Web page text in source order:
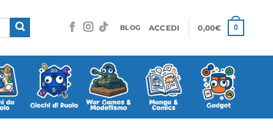
BLOG ACCEDI 0,00€ 0